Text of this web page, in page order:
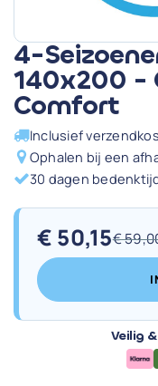
4-
140x200 -
Comfort
Inclusief
Ophalen bij een
30 dagen
€
prijs
was:
€ 59,00.
€ 50,15
Huidige
prijs
is:
€ 50,15.
Veilig